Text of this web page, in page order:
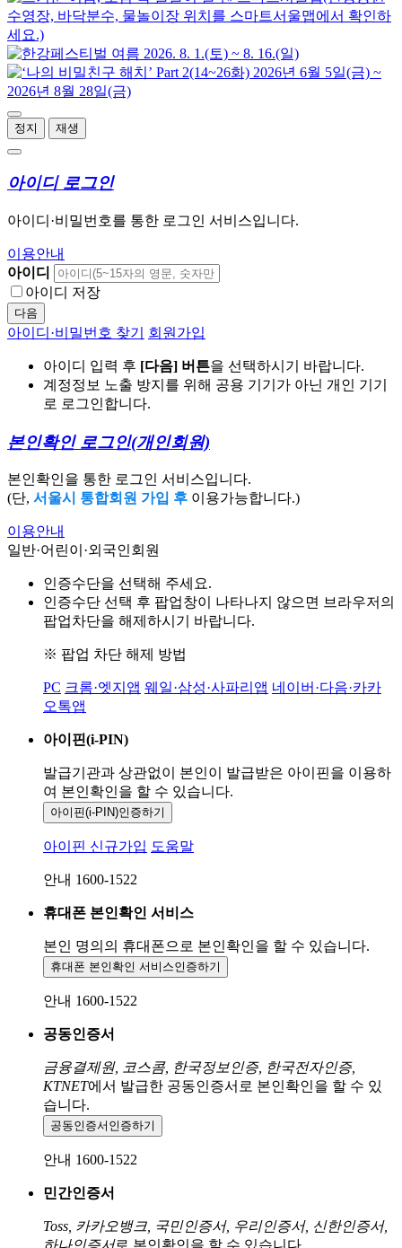
정지 재생
아이디 로그인
아이디·비밀번호를 통한 로그인 서비스입니다.
이용안내
아이디
아이디 저장
다음
아이디·비밀번호 찾기 회원가입
아이디 입력 후 [다음] 버튼을 선택하시기 바랍니다.
계정정보 노출 방지를 위해 공용 기기가 아닌 개인 기기
로 로그인합니다.
본인확인 로그인(개인회원)
본인확인을 통한 로그인 서비스입니다.
(단, 서울시 통합회원 가입 후 이용가능합니다.)
이용안내
일반·어린이·외국인회원
인증수단을 선택해 주세요.
인증수단 선택 후 팝업창이 나타나지 않으면 브라우저의
팝업차단을 해제하시기 바랍니다.
※ 팝업 차단 해제 방법
PC 크롬·엣지앱 웨일·삼성·사파리앱 네이버·다음·카카
오톡앱
아이핀(i-PIN)
발급기관과 상관없이 본인이 발급받은 아이핀을 이용하
여 본인확인을 할 수 있습니다.
아이핀(i-PIN)인증하기
아이핀 신규가입 도움말
안내 1600-1522
휴대폰 본인확인 서비스
본인 명의의 휴대폰으로 본인확인을 할 수 있습니다.
휴대폰 본인확인 서비스인증하기
안내 1600-1522
공동인증서
금융결제원, 코스콤, 한국정보인증, 한국전자인증,
KTNET에서 발급한 공동인증서로 본인확인을 할 수 있
습니다.
공동인증서 인증하기
안내 1600-1522
민간인증서
Toss, 카카오뱅크, 국민인증서, 우리인증서, 신한인증서,